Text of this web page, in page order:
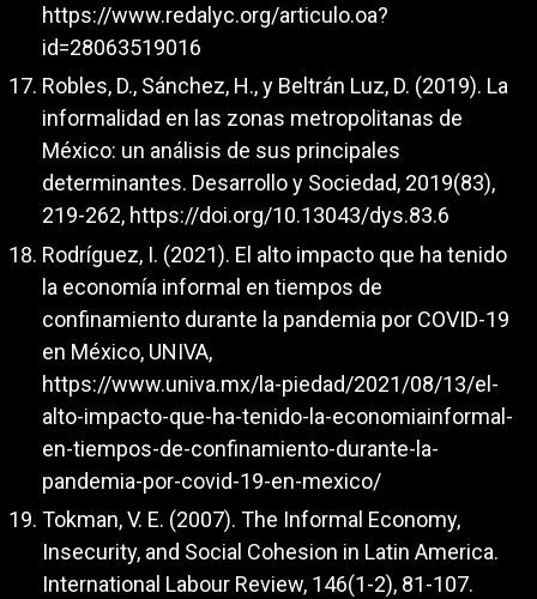
https://www.redalyc.org/articulo.oa?
id=28063519016
Robles, D., Sánchez, H., y Beltrán Luz, D. (2019). La
informalidad en las zonas metropolitanas de
México: un análisis de sus principales
determinantes. Desarrollo y Sociedad, 2019(83),
219-262, https://doi.org/10.13043/dys.83.6
Rodríguez, I. (2021). El alto impacto que ha tenido
la economía informal en tiempos de
confinamiento durante la pandemia por COVID-19
en México, UNIVA,
https://www.univa.mx/la-piedad/2021/08/13/el-
alto-impacto-que-ha-tenido-la-economiainformal-
en-tiempos-de-confinamiento-durante-la-
pandemia-por-covid-19-en-mexico/
Tokman, V. E. (2007). The Informal Economy,
Insecurity, and Social Cohesion in Latin America.
International Labour Review, 146(1-2), 81-107.